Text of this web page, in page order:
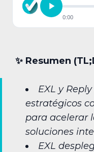
0:00
✨︎ Resumen
EXL y
estratégicos
para acelerar
soluciones
EXL